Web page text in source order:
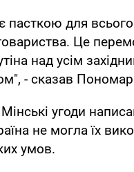
пасткою для всього
Це
над усім
- сказав
угоди
не могла їх
умов.